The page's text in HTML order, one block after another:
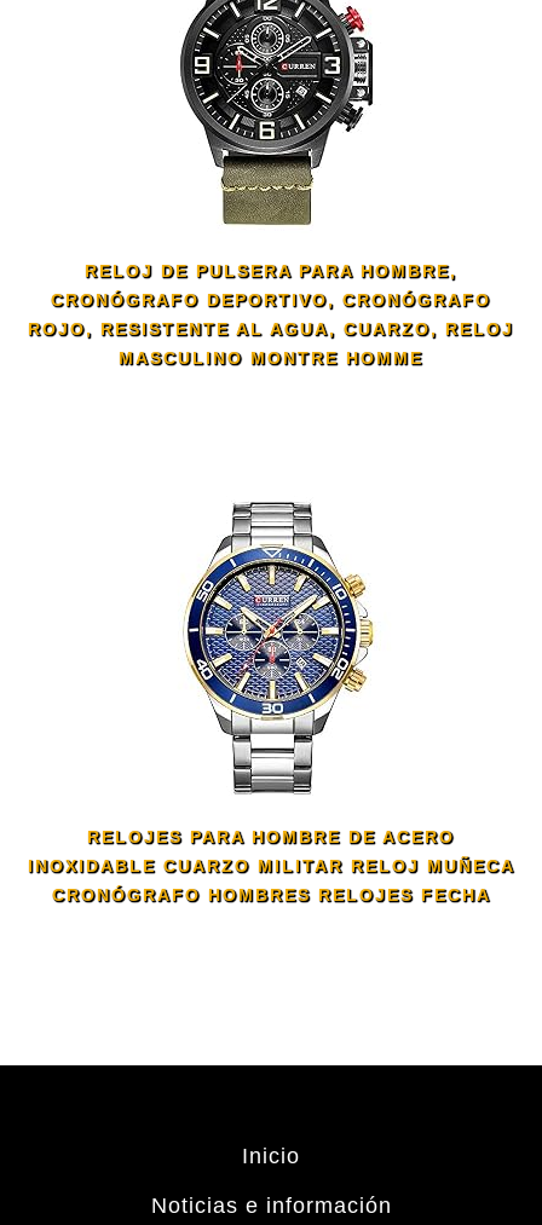
RELOJ DE PULSERA PARA HOMBRE,
CRONÓGRAFO DEPORTIVO, CRONÓGRAFO
ROJO, RESISTENTE AL AGUA, CUARZO, RELOJ
MASCULINO MONTRE HOMME
RELOJES PARA HOMBRE DE ACERO
INOXIDABLE CUARZO MILITAR RELOJ MUÑECA
CRONÓGRAFO HOMBRES RELOJES FECHA
Inicio
Noticias e información